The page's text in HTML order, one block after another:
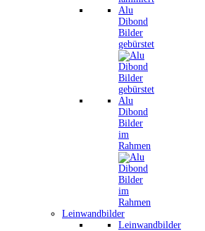
Alu
Dibond
Bilder
gebürstet
Alu
Dibond
Bilder
im
Rahmen
Leinwandbilder
Leinwandbilder